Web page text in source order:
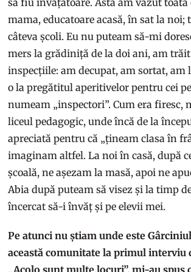
mama, educatoare acasă, în sat la noi;
câteva școli. Eu nu puteam să-mi
mers la grădiniță de la doi ani, am
inspecțiile: am decupat, am sortat,
o la pregătitul aperitivelor pentru cei
numeam „inspectori”. Cum era firesc,
liceul pedagogic, unde încă de la
apreciată pentru că „țineam clasa în
imaginam altfel. La noi în casă, după
școală, ne așezam la masă, apoi ne
Abia după puteam să visez și la timp
încercat să-i învăț și pe elevii mei.
Pe atunci nu știam unde este
această comunitate la primul interviu
„Acolo sunt multe locuri”, mi-au spus